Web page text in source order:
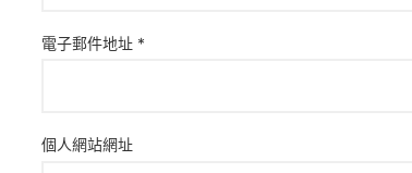
電子郵件地址 *
個人網站網址